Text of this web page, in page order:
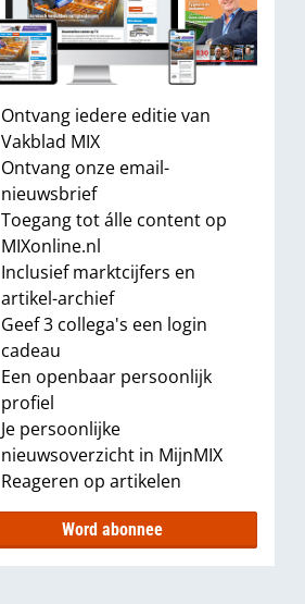
Ontvang iedere editie van
Vakblad MIX
Ontvang onze email-
nieuwsbrief
Toegang tot álle content op
MIXonline.nl
Inclusief marktcijfers en
artikel-archief
Geef 3 collega's een login
cadeau
Een openbaar persoonlijk
profiel
Je persoonlijke
nieuwsoverzicht in MijnMIX
Reageren op artikelen
Word abonnee